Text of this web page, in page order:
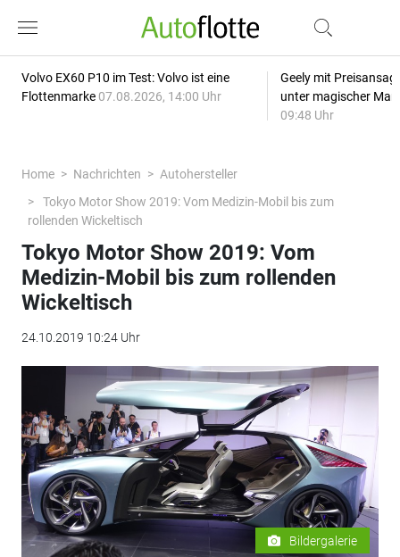
Volvo EX60 P10 im Test: Volvo ist eine
Flottenmarke 07.08.2026, 14:00 Uhr
Geely mit
unter magischer
09:48 Uhr
Home Nachrichten
Autohersteller
Tokyo Motor Show 2019: Vom Medizin-Mobil bis zum
rollenden Wickeltisch
Tokyo Motor Show 2019: Vom
Medizin-Mobil bis zum rollenden
Wickeltisch
24.10.2019 10:24 Uhr
Bildergalerie